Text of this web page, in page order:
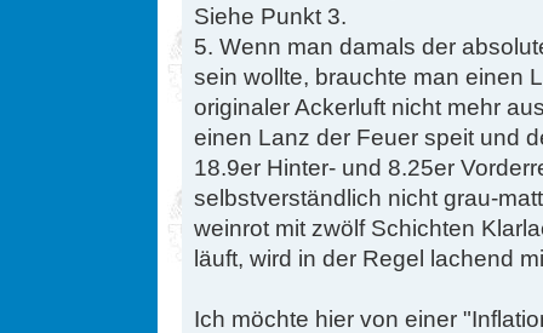
Siehe Punkt 3.
5. Wenn man damals der
sein wollte, brauchte man einen
originaler Ackerluft nicht mehr
einen Lanz der Feuer speit und
18.9er Hinter- und 8.25er
selbstverständlich nicht grau-
weinrot mit zwölf Schichten
läuft, wird in der Regel lachend
Ich möchte hier von einer